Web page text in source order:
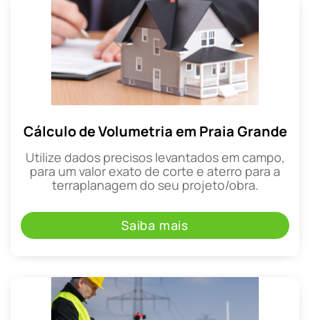
Cálculo de Volumetria em Praia Grande
Utilize dados precisos levantados em campo,
para um valor exato de corte e aterro para a
terraplanagem do seu projeto/obra.
Saiba mais